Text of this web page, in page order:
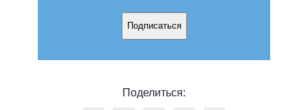
Подписаться
Поделиться: